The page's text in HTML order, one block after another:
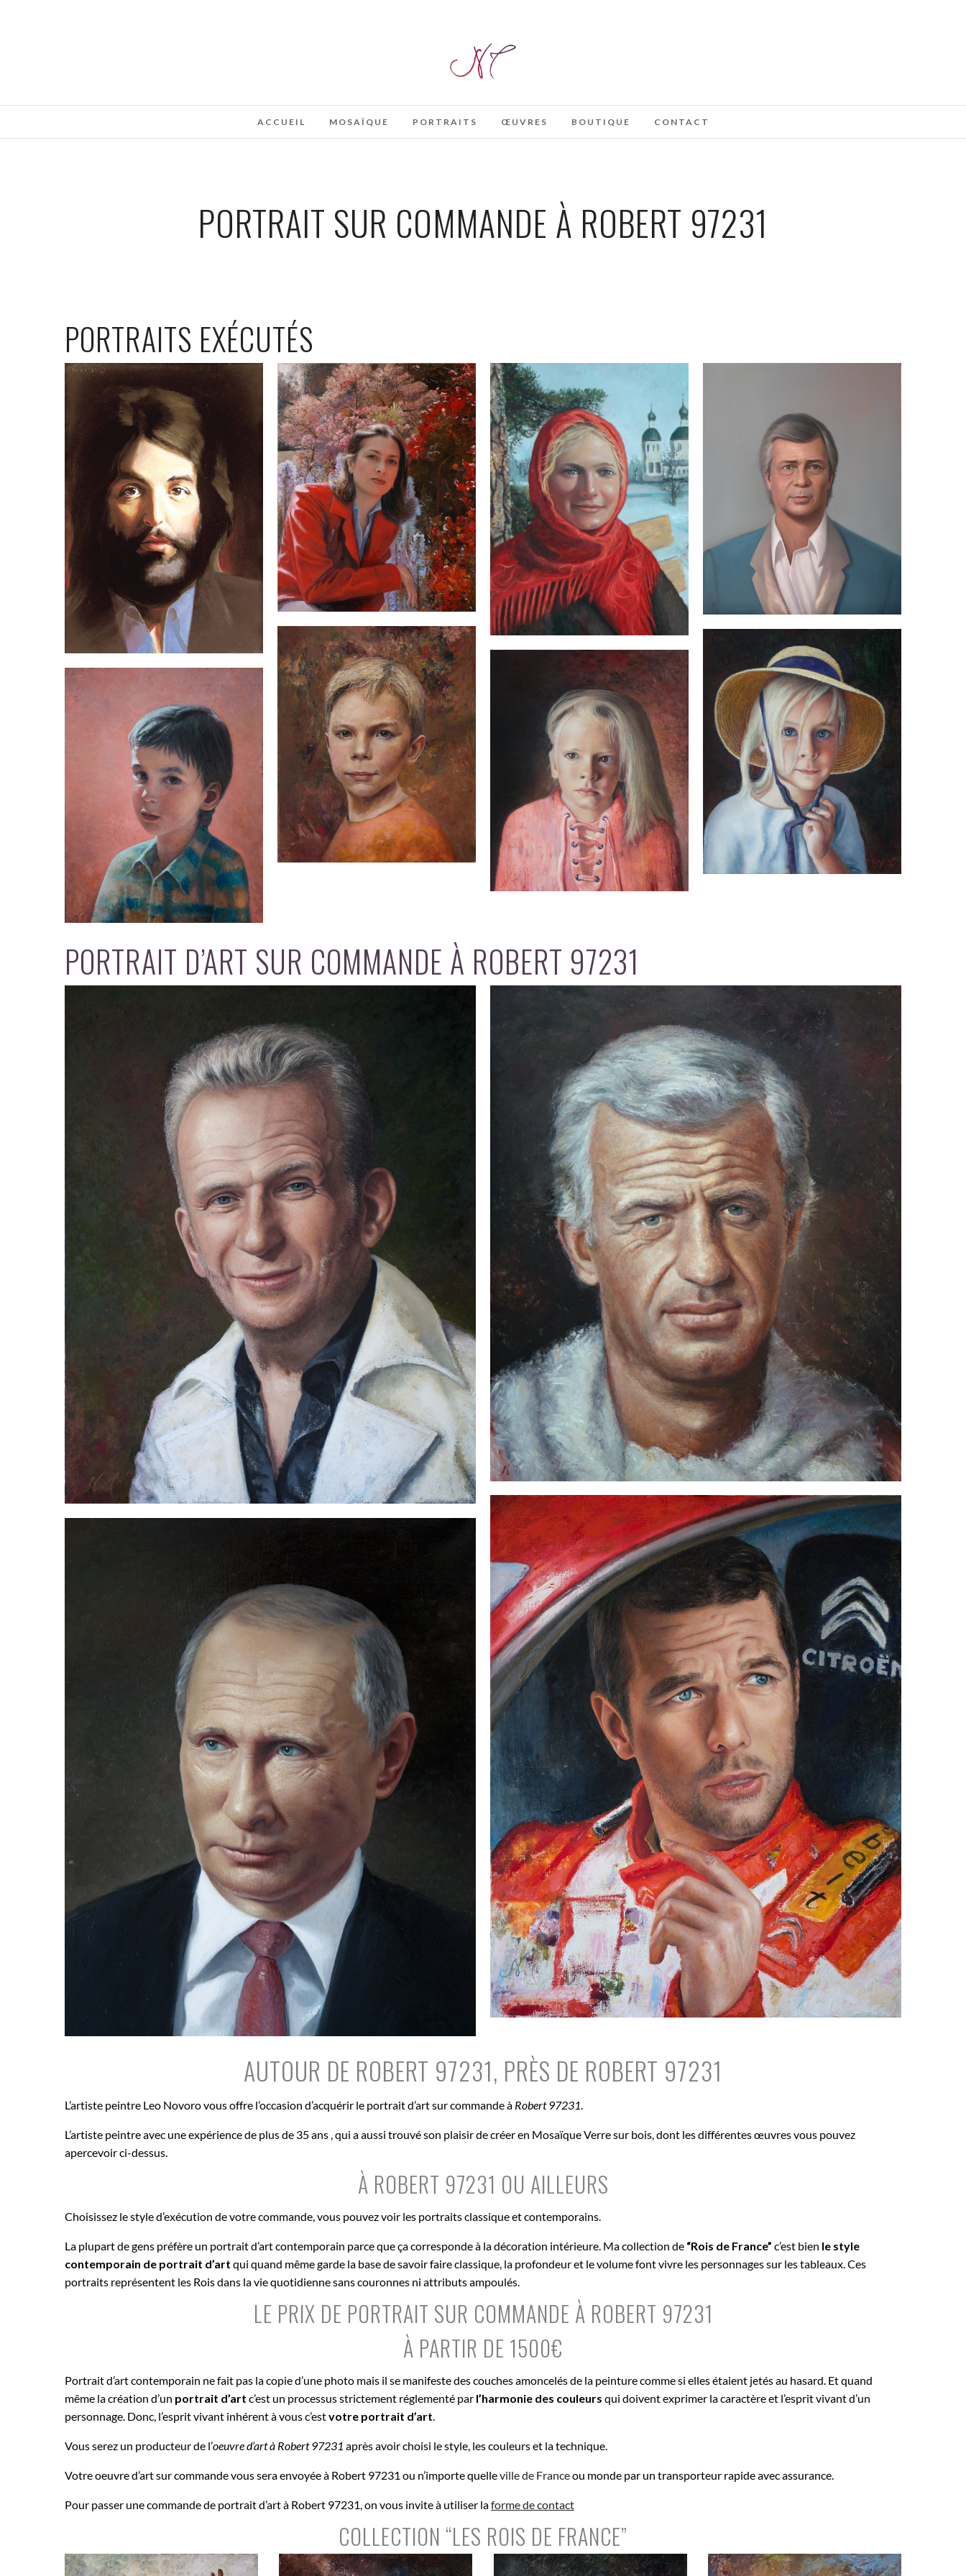
ACCUEIL MOSAÏQUE PORTRAITS ŒUVRES BOUTIQUE CONTACT
PORTRAIT SUR COMMANDE À ROBERT 97231
PORTRAITS EXÉCUTÉS
PORTRAIT D’ART SUR COMMANDE À ROBERT 97231
AUTOUR DE ROBERT 97231, PRÈS DE ROBERT 97231
L’artiste peintre Leo Novoro vous offre l’occasion d’acquérir le portrait d’art sur commande à Robert 97231.
L’artiste peintre avec une expérience de plus de 35 ans , qui a aussi trouvé son plaisir de créer en Mosaïque Verre sur bois, dont les différentes œuvres vous pouvez
apercevoir ci-dessus.
À ROBERT 97231 OU AILLEURS
Choisissez le style d’exécution de votre commande, vous pouvez voir les portraits classique et contemporains.
La plupart de gens préfère un portrait d’art contemporain parce que ça corresponde à la décoration intérieure. Ma collection de “Rois de France” c’est bien le style
contemporain de portrait d’art qui quand même garde la base de savoir faire classique, la profondeur et le volume font vivre les personnages sur les tableaux. Ces
portraits représentent les Rois dans la vie quotidienne sans couronnes ni attributs ampoulés.
LE PRIX DE PORTRAIT SUR COMMANDE À ROBERT 97231
À PARTIR DE 1500€
Portrait d’art contemporain ne fait pas la copie d’une photo mais il se manifeste des couches amoncelés de la peinture comme si elles étaient jetés au hasard. Et quand
même la création d’un portrait d’art c’est un processus strictement réglementé par l’harmonie des couleurs qui doivent exprimer la caractère et l’esprit vivant d’un
personnage. Donc, l’esprit vivant inhérent à vous c’estvotre portrait d’art.
Vous serez un producteur de l’oeuvre d’art à Robert 97231 après avoir choisi le style, les couleurs et la technique.
Votre oeuvre d’art sur commande vous sera envoyée à Robert 97231 ou n’importe quelleville de Franceou monde par un transporteur rapide avec assurance.
Pour passer une commande de portrait d’art à Robert 97231, on vous invite à utiliser laforme de contact
COLLECTION “LES ROIS DE FRANCE”